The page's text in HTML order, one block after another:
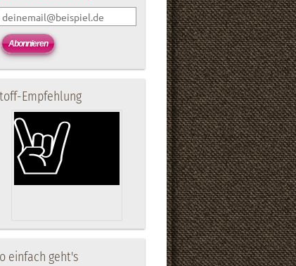
Empfehlung
einfach geht's